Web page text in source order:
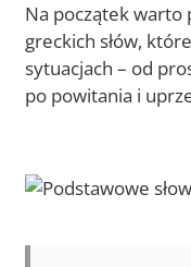
Na początek warto
greckich słów,
sytuacjach – od
po powitania i